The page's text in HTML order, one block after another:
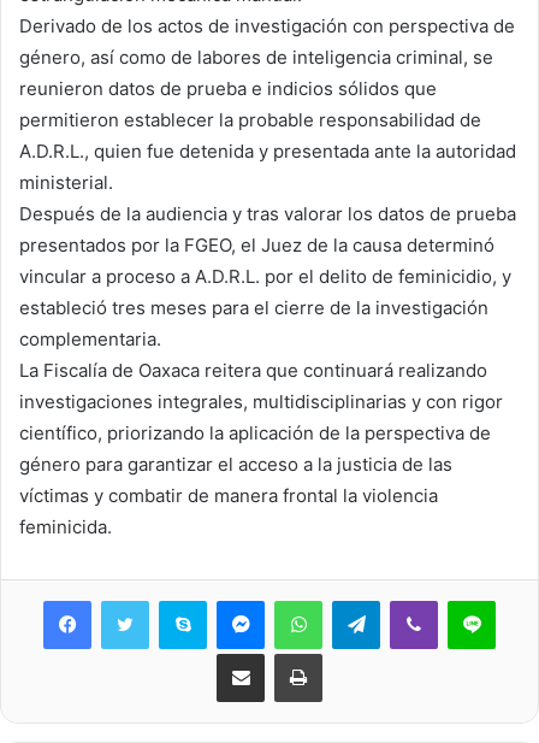
Derivado de los actos de investigación con perspectiva de
género, así como de labores de inteligencia criminal, se
reunieron datos de prueba e indicios sólidos que
permitieron establecer la probable responsabilidad de
A.D.R.L., quien fue detenida y presentada ante la autoridad
ministerial.
Después de la audiencia y tras valorar los datos de prueba
presentados por la FGEO, el Juez de la causa determinó
vincular a proceso a A.D.R.L. por el delito de feminicidio, y
estableció tres meses para el cierre de la investigación
complementaria.
La Fiscalía de Oaxaca reitera que continuará realizando
investigaciones integrales, multidisciplinarias y con rigor
científico, priorizando la aplicación de la perspectiva de
género para garantizar el acceso a la justicia de las
víctimas y combatir de manera frontal la violencia
feminicida.
Skype MessengerWhatsAppTelegramViber Line
Share via Email Print